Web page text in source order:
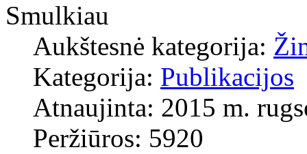
Smulkiau
Aukštesnė kategorija:
Kategorija: Publikacijos
Atnaujinta: 2015 m.
Peržiūros: 5920